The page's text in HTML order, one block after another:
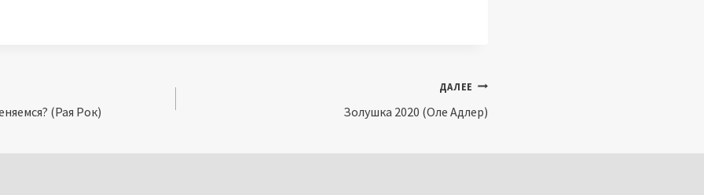
(Рая Рок)
ДАЛЕЕ
Золушка 2020 (Оле Адлер)